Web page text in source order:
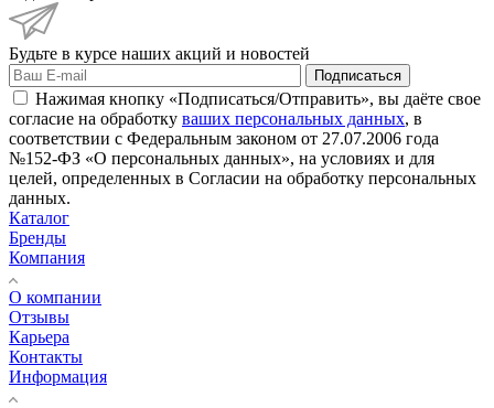
Будьте в курсе наших акций и новостей
Подписаться
Нажимая кнопку «Подписаться/Отправить», вы даёте свое
согласие на обработку ваших персональных данных, в
соответствии с Федеральным законом от 27.07.2006 года
№152-ФЗ «О персональных данных», на условиях и для
целей, определенных в Согласии на обработку персональных
данных.
Каталог
Бренды
Компания
О компании
Отзывы
Карьера
Контакты
Информация